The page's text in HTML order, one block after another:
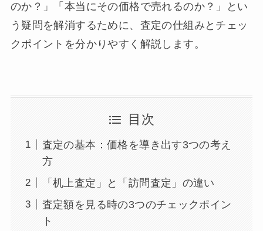
のか？」「本当にその価格で売れるのか？」とい
う疑問を解消するために、査定の仕組みとチェッ
クポイントを分かりやすく解説します。
目次
査定の基本：価格を導き出す3つの考え
方
「机上査定」と「訪問査定」の違い
査定額を見る時の3つのチェックポイン
ト